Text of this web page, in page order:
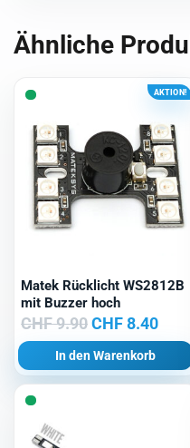
Ähnliche
AKTION!
Matek Rücklicht WS2812B
mit Buzzer hoch
CHF9.90Ursprünglicher
Preis
war:
CHF8.40
ist:
In den Warenkorb